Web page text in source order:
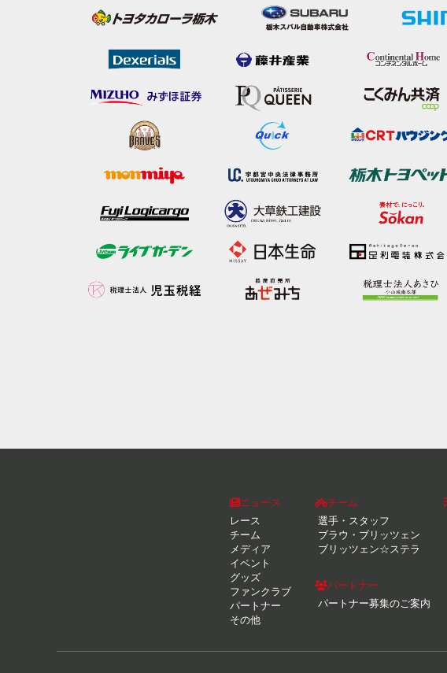
ニュース
レース
チーム
メディア
イベント
グッズ
ファンクラブ
パートナー
その他
チーム
選手・スタッフ
ブラウ・ブリッツェン
ブリッツェン☆ステラ
パートナー
パートナー募集のご案内